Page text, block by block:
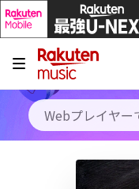
キャンペーン
料金プラン
使い方